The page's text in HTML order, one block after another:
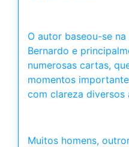
O autor baseou-se
Bernardo e
numerosas cartas,
momentos
com clareza diversos
Muitos homens,